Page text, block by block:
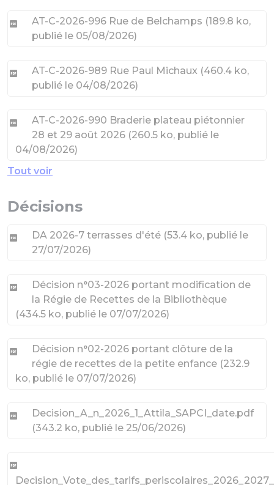
AT-C-2026-996 Rue de Belchamps (189.8 ko,
publié le 05/08/2026)
AT-C-2026-989 Rue Paul Michaux (460.4 ko,
publié le 04/08/2026)
AT-C-2026-990 Braderie plateau piétonnier
28 et 29 août 2026 (260.5 ko, publié le
04/08/2026)
Tout voir
Décisions
DA 2026-7 terrasses d'été (53.4 ko, publié le
27/07/2026)
Décision n°03-2026 portant modification de
la Régie de Recettes de la Bibliothèque
(434.5 ko, publié le 07/07/2026)
Décision n°02-2026 portant clôture de la
régie de recettes de la petite enfance (232.9
ko, publié le 07/07/2026)
Decision_A_n_2026_1_Attila_SAPCI_date.pdf
(343.2 ko, publié le 25/06/2026)